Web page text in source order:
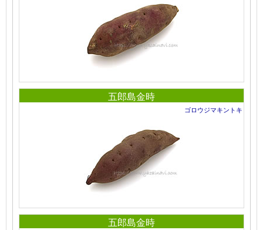
五郎島金時
ゴロウジマキントキ
五郎島金時